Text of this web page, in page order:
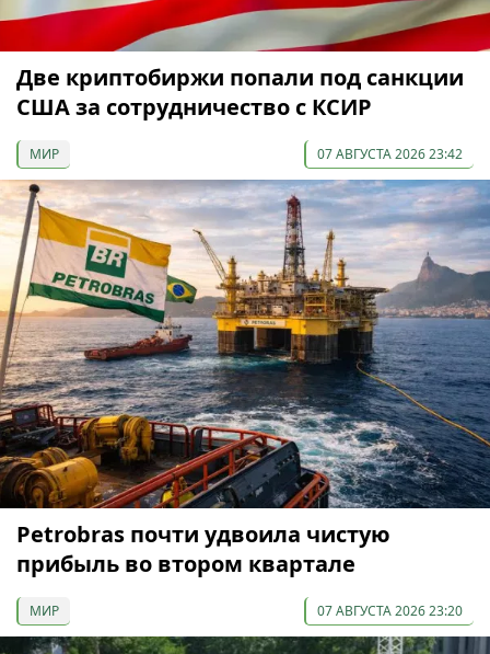
Две криптобиржи попали под санкции
США за сотрудничество с КСИР
МИР 07 АВГУСТА 2026 23:42
Petrobras почти удвоила чистую
прибыль во втором квартале
МИР 07 АВГУСТА 2026 23:20